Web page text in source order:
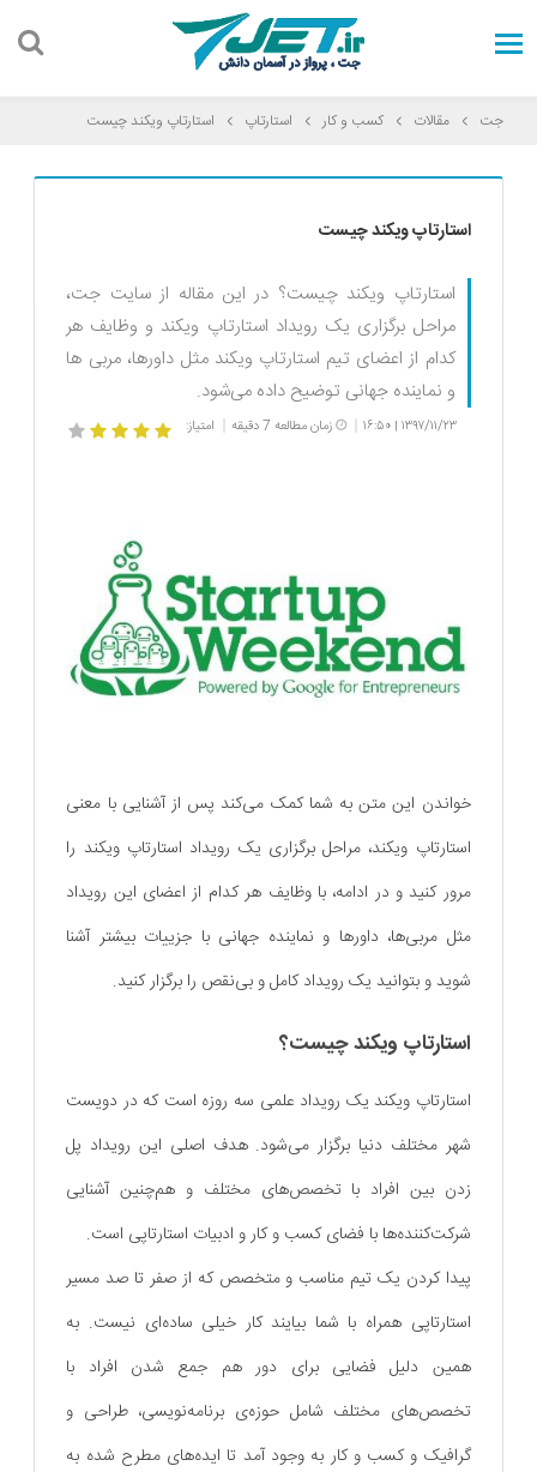
جت مقالات کسب و کار استارتاپ استارتاپ ویکند چیست
استارتاپ ویکند چیست
استارتاپ ویکند چیست؟ در این مقاله از سایت جت،
مراحل برگزاری یک رویداد استارتاپ ویکند و وظایف هر
کدام از اعضای تیم استارتاپ ویکند مثل داورها، مربی ها
و نماینده جهانی توضیح داده می‌شود.
| زمان مطالعه 7 دقیقه امتیاز:
خواندن این متن به شما کمک می‌کند پس از آشنایی با معنی
استارتاپ ویکند، مراحل برگزاری یک رویداد استارتاپ ویکند را
مرور کنید و در ادامه، با وظایف هر کدام از اعضای این رویداد
مثل مربی‌ها، داورها و نماینده جهانی با جزییات بیشتر آشنا
شوید و بتوانید یک رویداد کامل و بی‌نقص را برگزار کنید.
استارتاپ ویکند چیست؟
استارتاپ ویکند یک رویداد علمی‌ سه روزه است که در دویست
شهر مختلف دنیا برگزار می‌شود. هدف اصلی این رویداد پل
زدن بین افراد با تخصص‌های مختلف و هم‌چنین آشنایی
شرکت‌کننده‌ها با فضای کسب و کار و ادبیات استارتاپی‌ است.
پیدا کردن یک تیم مناسب و متخصص که از صفر تا صد مسیر
استارتاپی همراه با شما بیایند کار خیلی ساده‌ای نیست. به
همین دلیل فضایی برای دور هم جمع شدن افراد با
تخصص‌های مختلف شامل حوزه‌ی برنامه‌نویسی، طراحی و
گرافیک و کسب و کار به وجود آمد تا ایده‌های مطرح شده به